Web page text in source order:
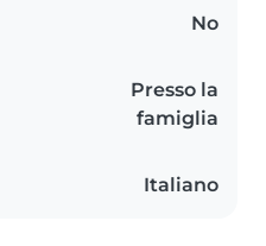
No
Presso la
famiglia
Italiano